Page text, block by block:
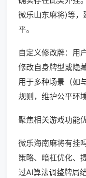
微乐山东麻将)等，
平。
自定义修改牌：用
修改自身牌型或隐
用于多种场景（如
规则，维护公平环境
聚焦相关游戏功能
微乐海南麻将有挂
策略、暗杠优化、
过AI算法调整牌局